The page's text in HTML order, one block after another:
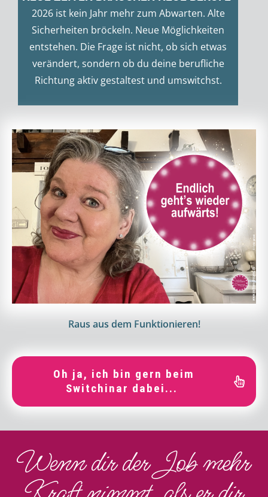
Raus aus dem Funktionieren!
Oh ja, ich bin gern beim
Switchinar dabei...
2026 ist kein Jahr mehr zum Abwarten. Alte
Sicherheiten bröckeln. Neue Möglichkeiten
entstehen. Die Frage ist nicht, ob sich etwas
verändert, sondern ob du deine berufliche
Richtung aktiv gestaltest und umswitchst.
Wenn dir der Job mehr